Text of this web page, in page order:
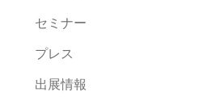
セミナー
プレス
出展情報